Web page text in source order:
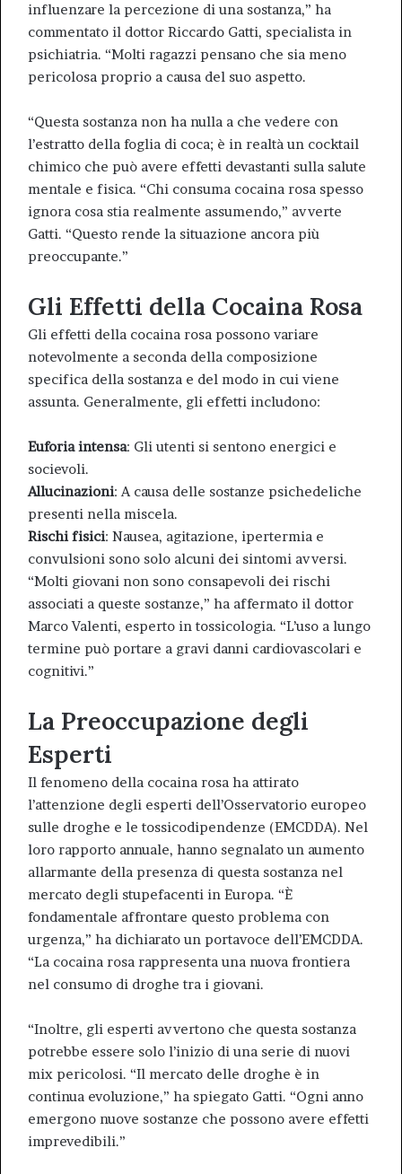
influenzare la percezione di una sostanza,” ha
commentato il dottor Riccardo Gatti, specialista in
psichiatria. “Molti ragazzi pensano che sia meno
pericolosa proprio a causa del suo aspetto.
“Questa sostanza non ha nulla a che vedere con
l’estratto della foglia di coca; è in realtà un cocktail
chimico che può avere effetti devastanti sulla salute
mentale e fisica. “Chi consuma cocaina rosa spesso
ignora cosa stia realmente assumendo,” avverte
Gatti. “Questo rende la situazione ancora più
preoccupante.”
Gli Effetti della Cocaina Rosa
Gli effetti della cocaina rosa possono variare
notevolmente a seconda della composizione
specifica della sostanza e del modo in cui viene
assunta. Generalmente, gli effetti includono:
Euforia intensa: Gli utenti si sentono energici e
socievoli.
Allucinazioni: A causa delle sostanze psichedeliche
presenti nella miscela.
Rischi fisici: Nausea, agitazione, ipertermia e
convulsioni sono solo alcuni dei sintomi avversi.
“Molti giovani non sono consapevoli dei rischi
associati a queste sostanze,” ha affermato il dottor
Marco Valenti, esperto in tossicologia. “L’uso a lungo
termine può portare a gravi danni cardiovascolari e
cognitivi.”
La Preoccupazione degli
Esperti
Il fenomeno della cocaina rosa ha attirato
l’attenzione degli esperti dell’Osservatorio europeo
sulle droghe e le tossicodipendenze (EMCDDA). Nel
loro rapporto annuale, hanno segnalato un aumento
allarmante della presenza di questa sostanza nel
mercato degli stupefacenti in Europa. “È
fondamentale affrontare questo problema con
urgenza,” ha dichiarato un portavoce dell’EMCDDA.
“La cocaina rosa rappresenta una nuova frontiera
nel consumo di droghe tra i giovani.
“Inoltre, gli esperti avvertono che questa sostanza
potrebbe essere solo l’inizio di una serie di nuovi
mix pericolosi. “Il mercato delle droghe è in
continua evoluzione,” ha spiegato Gatti. “Ogni anno
emergono nuove sostanze che possono avere effetti
imprevedibili.”